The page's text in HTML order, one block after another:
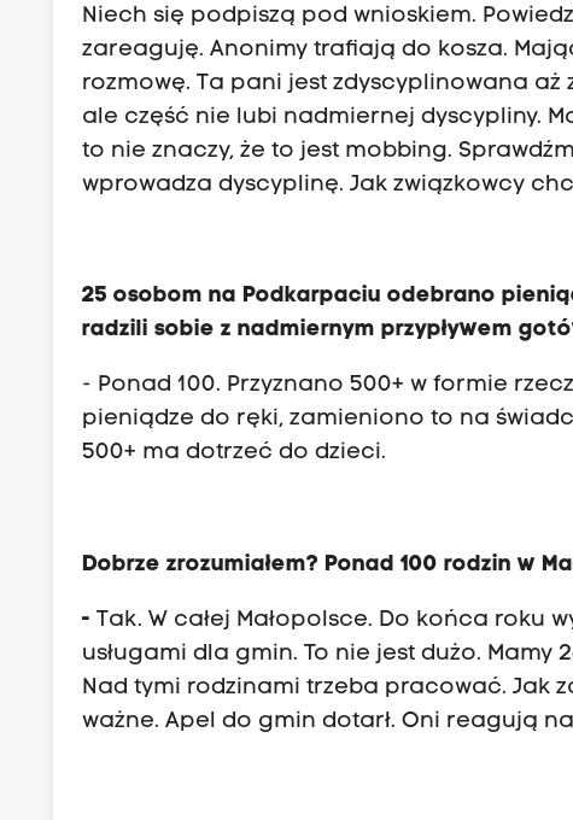
Niech się podpiszą pod wnioskiem.
zareaguję. Anonimy trafiają do kosza.
rozmowę. Ta pani jest zdyscyplinowana
ale część nie lubi nadmiernej dyscypliny.
to nie znaczy, że to jest mobbing.
wprowadza dyscyplinę. Jak związkowcy
25 osobom na Podkarpaciu odebrano
radzili sobie z nadmiernym przypływem
- Ponad 100. Przyznano 500+ w formie
pieniądze do ręki, zamieniono to na
500+ ma dotrzeć do dzieci.
Dobrze zrozumiałem? Ponad 100 rodzin w
-Tak. W całej Małopolsce. Do końca roku
usługami dla gmin. To nie jest dużo. Mamy
Nad tymi rodzinami trzeba pracować. Jak
ważne. Apel do gmin dotarł. Oni reagują